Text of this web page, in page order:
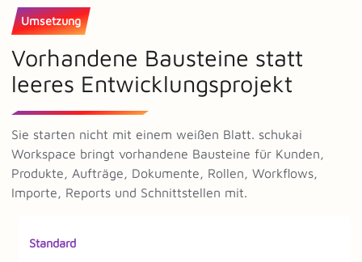
Umsetzung
Vorhandene Bausteine statt
leeres Entwicklungsprojekt
Sie starten nicht mit einem weißen Blatt. schukai
Workspace bringt vorhandene Bausteine für Kunden,
Produkte, Aufträge, Dokumente, Rollen, Workflows,
Importe, Reports und Schnittstellen mit.
Standard